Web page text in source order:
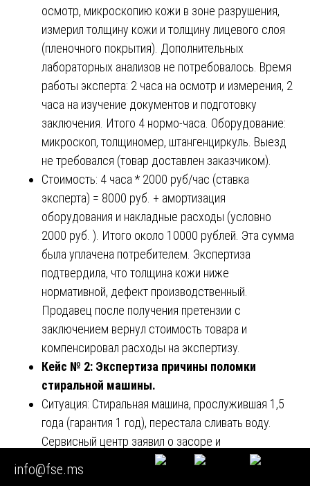
осмотр, микроскопию кожи в зоне разрушения,
измерил толщину кожи и толщину лицевого слоя
(пленочного покрытия). Дополнительных
лабораторных анализов не потребовалось. Время
работы эксперта: 2 часа на осмотр и измерения, 2
часа на изучение документов и подготовку
заключения. Итого 4 нормо-часа. Оборудование:
микроскоп, толщиномер, штангенциркуль. Выезд
не требовался (товар доставлен заказчиком).
Стоимость: 4 часа * 2000 руб/час (ставка
эксперта) = 8000 руб. + амортизация
оборудования и накладные расходы (условно
2000 руб. ). Итого около 10000 рублей. Эта сумма
была уплачена потребителем. Экспертиза
подтвердила, что толщина кожи ниже
нормативной, дефект производственный.
Продавец после получения претензии с
заключением вернул стоимость товара и
компенсировал расходы на экспертизу.
Кейс № 2: Экспертиза причины поломки
стиральной машины.
Ситуация: Стиральная машина, прослужившая 1,5
года (гарантия 1 год), перестала сливать воду.
Сервисный центр заявил о засоре и
загильзованном насосе из-за постороннего
предмета (предположительно, монеты), отказав в
info@fse.ms